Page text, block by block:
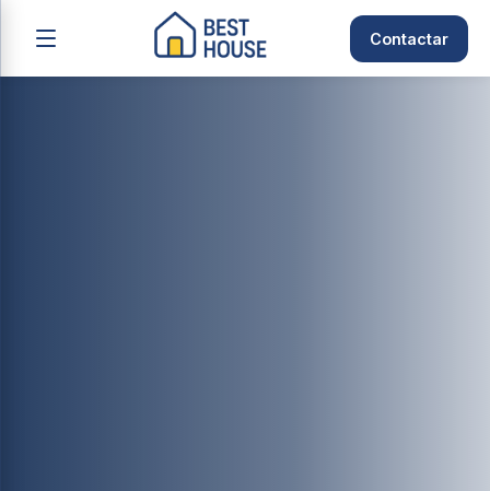
Contactar